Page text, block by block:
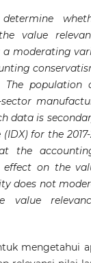
value
moderating
The
data is
for the
the
on the
does not
value
mengetahui